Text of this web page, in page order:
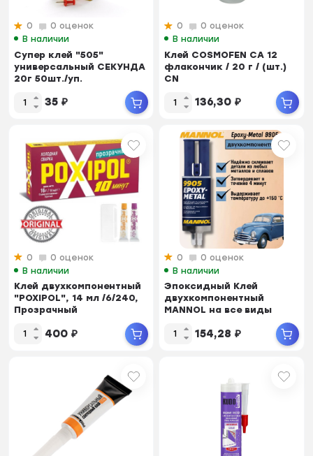
0
0 оценок
В наличии
Супер клей "505"
универсальный СЕКУНДА
20г 50шт./уп.
35 ₽
0
0 оценок
В наличии
Клей COSMOFEN CA 12
флакончик / 20 г / (шт.)
CN
136,30 ₽
0
0 оценок
В наличии
Клей двухкомпонентный
"POXIPOL", 14 мл /6/240,
Прозрачный
400 ₽
0
0 оценок
В наличии
Эпоксидный Клей
двухкомпонентный
MANNOL на все виды
металла 30г 24мл 9905
154,28 ₽